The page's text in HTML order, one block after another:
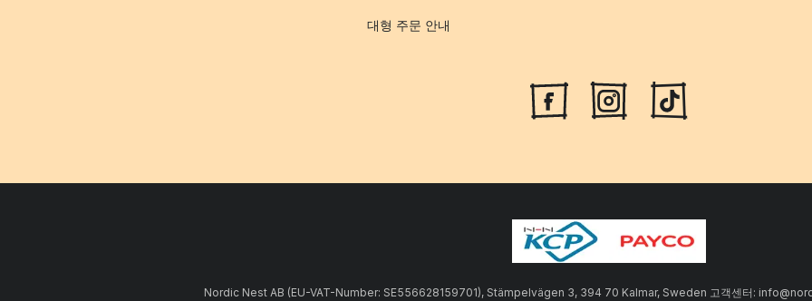
대형 주문 안내
Nordic Nest AB (EU-VAT-Number: SE556628159701), Stämpelvägen 3, 394 70 Kalmar, Sweden 고객센터: